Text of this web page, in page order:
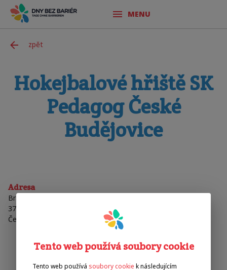
MENU
zpět
Hokejbalové hřiště SK
Pedagog České
Budějovice
Adresa
Branišovická 581/36
370 05 České Budějovice
Česká Republika
Tento web používá soubory cookie
Tento web používá soubory cookie k následujícím